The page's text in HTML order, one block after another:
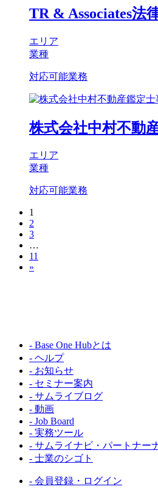
TR & Associates法
エリア
業種
対応可能業務
株式会社中村不動
エリア
業種
対応可能業務
1
2
3
…
11
»
- Base One Hubとは
- ヘルプ
- お知らせ
- セミナー案内
- サムライブログ
- 動画
- Job Board
- 実務ツール
- サムライナビ・パートナー
- 士業のシゴト
- 会員登録・ログイン